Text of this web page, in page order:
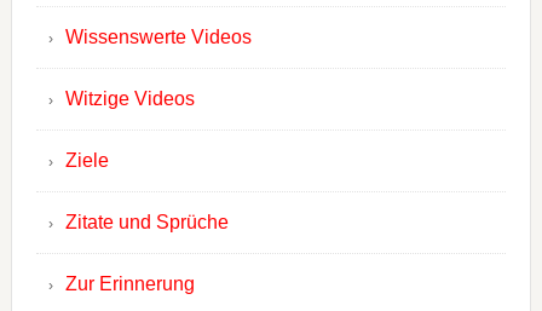
Wissenswerte Videos
Witzige Videos
Ziele
Zitate und Sprüche
Zur Erinnerung